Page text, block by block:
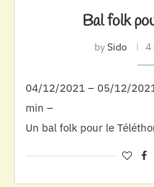
Bal folk
bySido 4
04/12/2021 – 05/12/
min –
Un bal folk pour le